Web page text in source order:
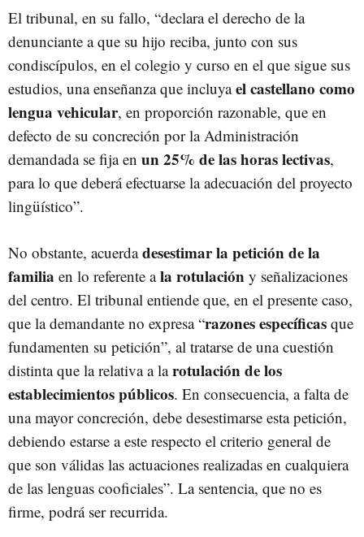
El tribunal, en su fallo, “declara el derecho de la
denunciante a que su hijo reciba, junto con sus
condiscípulos, en el colegio y curso en el que sigue sus
estudios, una enseñanza que incluyael castellano como
lengua vehicular, en proporción razonable, que en
defecto de su concreción por la Administración
demandada se fija en un 25% de las horas lectivas,
para lo que deberá efectuarse la adecuación del proyecto
lingüístico”.
No obstante, acuerdadesestimar la petición de la
familia en lo referente ala rotulación y señalizaciones
del centro. El tribunal entiende que, en el presente caso,
que la demandante no expresa “razones específicas que
fundamenten su petición”, al tratarse de una cuestión
distinta que la relativa a larotulación de los
establecimientos públicos. En consecuencia, a falta de
una mayor concreción, debe desestimarse esta petición,
debiendo estarse a este respecto el criterio general de
que son válidas las actuaciones realizadas en cualquiera
de las lenguas cooficiales”. La sentencia, que no es
firme, podrá ser recurrida.